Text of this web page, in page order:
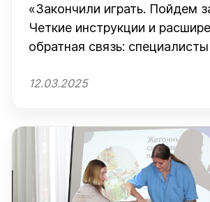
«Закончили играть. Пойдем
Четкие инструкции и
обратная связь:
12.03.2025